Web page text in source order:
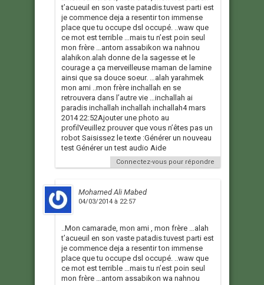
t’acueuil en son vaste patadis.tuvest parti est
je commence deja a resentir ton immense
place que tu occupe dsl occupé. ..waw que
ce mot est terrible …mais tu n’est poin seul
mon frère …antom assabikon wa nahnou
alahikon.alah donne de la sagesse et le
courage a ça merveilleuse maman de lamine
ainsi que sa douce soeur. …alah yarahmek
mon ami ..mon frère inchallah en se
retrouvera dans l’autre vie …inchallah ai
paradis inchallah inchallah inchallah4 mars
2014 22:52Ajouter une photo au
profilVeuillez prouver que vous n’êtes pas un
robot Saisissez le texte :Générer un nouveau
test Générer un test audio Aide
Connectez-vous pour répondre
Mohamed Ali Mabed
04/03/2014 à 22:57
..Mon camarade, mon ami , mon frère …alah
t’acueuil en son vaste patadis.tuvest parti est
je commence deja a resentir ton immense
place que tu occupe dsl occupé. ..waw que
ce mot est terrible …mais tu n’est poin seul
mon frère …antom assabikon wa nahnou